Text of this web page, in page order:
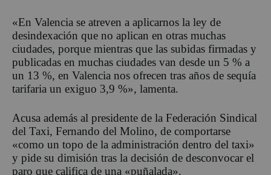
«En Valencia se atreven a aplicarnos la ley de
desindexación que no aplican en otras muchas
ciudades, porque mientras que las subidas firmadas y
publicadas en muchas ciudades van desde un 5 % a
un 13 %, en Valencia nos ofrecen tras años de sequía
tarifaria un exiguo 3,9 %», lamenta.
Acusa además al presidente de la Federación Sindical
del Taxi, Fernando del Molino, de comportarse
«como un topo de la administración dentro del taxi»
y pide su dimisión tras la decisión de desconvocar el
paro que califica de una «puñalada».